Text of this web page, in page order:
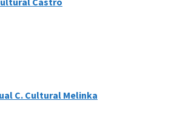
C. Cultural Melinka